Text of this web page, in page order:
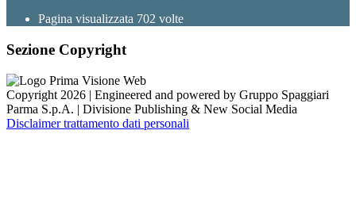
Pagina visualizzata 702 volte
Sezione Copyright
Copyright 2026 | Engineered and powered by Gruppo Spaggiari
Parma S.p.A. | Divisione Publishing & New Social Media
Disclaimer trattamento dati personali